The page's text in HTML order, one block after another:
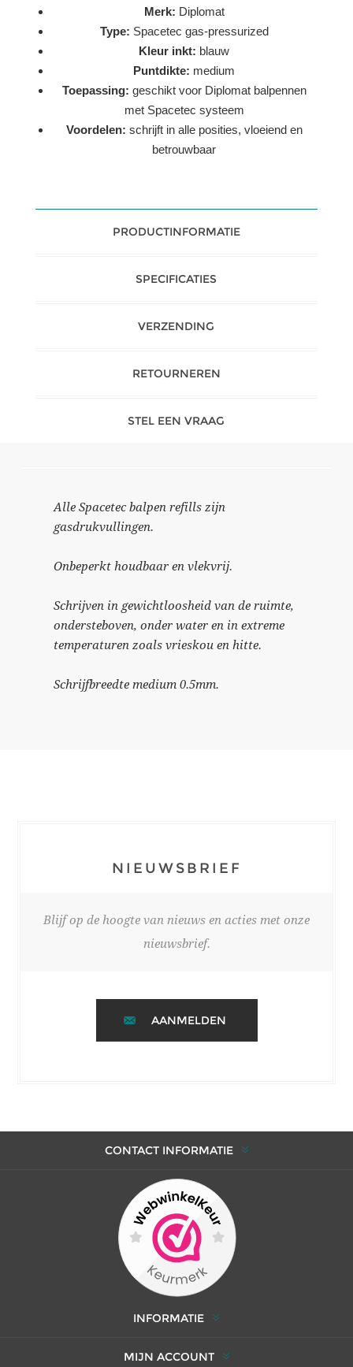
Merk: Diplomat
Type: Spacetec gas-pressurized
Kleur inkt: blauw
Puntdikte: medium
Toepassing: geschikt voor Diplomat balpennen
met Spacetec systeem
Voordelen: schrijft in alle posities, vloeiend en
betrouwbaar
PRODUCTINFORMATIE
SPECIFICATIES
VERZENDING
RETOURNEREN
STEL EEN VRAAG
Alle Spacetec balpen refills zijn
gasdrukvullingen.
Onbeperkt houdbaar en vlekvrij.
Schrijven in gewichtloosheid van de ruimte,
ondersteboven, onder water en in extreme
temperaturen zoals vrieskou en hitte.
Schrijfbreedte medium 0.5mm.
NIEUWSBRIEF
Blijf op de hoogte van nieuws en acties met onze
nieuwsbrief.
AANMELDEN
CONTACT INFORMATIE
INFORMATIE
MIJN ACCOUNT